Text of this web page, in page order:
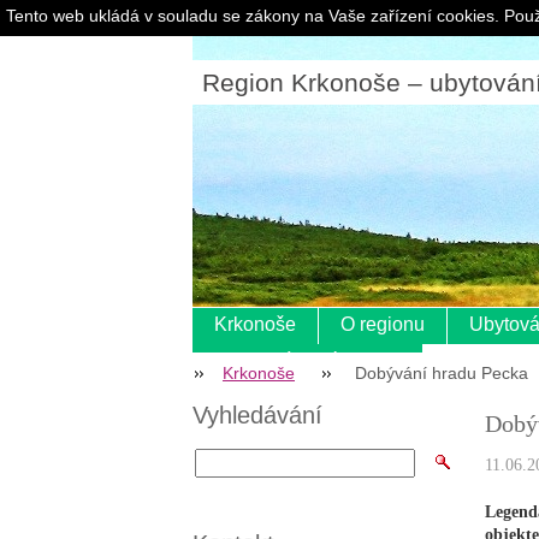
Region Krkonoše –
Krkonoše O regionu
Krkonoše Dobývání hradu Pecka
Vyhledávání
Tento web ukládá v souladu se zákony na Vaše zařízení cookies.